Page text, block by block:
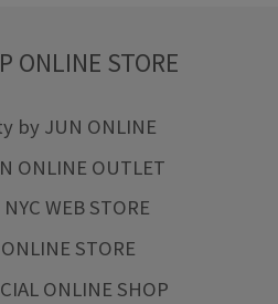
ONLINE STORE
by JUN ONLINE
ONLINE OUTLET
WEB STORE
STORE
ONLINE SHOP